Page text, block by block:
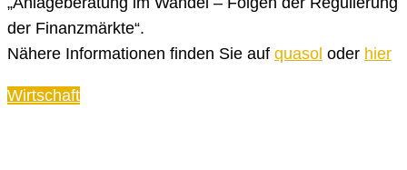
der Finanzmärkte“.
Nähere Informationen finden Sie auf quasol oder hier
Wirtschaft